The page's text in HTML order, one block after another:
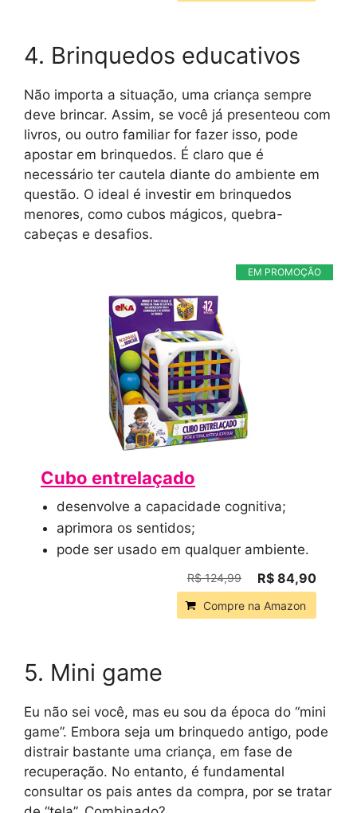
4. Brinquedos educativos
Não importa a situação, uma criança sempre
deve brincar. Assim, se você já presenteou com
livros, ou outro familiar for fazer isso, pode
apostar em brinquedos. É claro que é
necessário ter cautela diante do ambiente em
questão. O ideal é investir em brinquedos
menores, como cubos mágicos, quebra-
cabeças e desafios.
EM PROMOÇÃO
Cubo entrelaçado
desenvolve a capacidade cognitiva;
aprimora os sentidos;
pode ser usado em qualquer ambiente.
R$ 124,99 R$ 84,90
Compre na Amazon
5. Mini game
Eu não sei você, mas eu sou da época do “mini
game”. Embora seja um brinquedo antigo, pode
distrair bastante uma criança, em fase de
recuperação. No entanto, é fundamental
consultar os pais antes da compra, por se tratar